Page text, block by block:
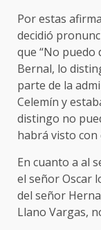
Por estas
decidió
que “No puedo
Bernal, lo
parte de la
Celemín y
distingo no
habrá visto con
En cuanto a al
el señor Oscar
del señor
Llano Vargas,